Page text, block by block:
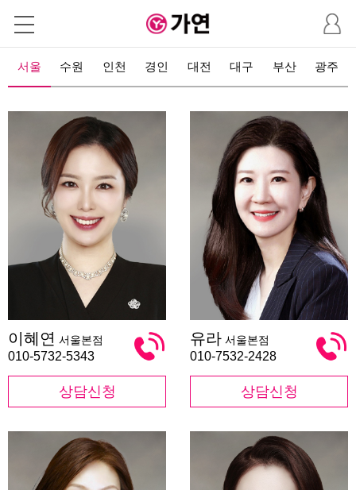
마
이
지
서울 수원 인천 경인 대전 대구 부산 광주
혜
연
이혜연 서울본점
010-5732-5343
상담신청
라
유라 서울본점
010-7532-2428
상담신청